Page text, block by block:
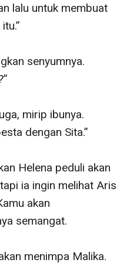
lalu untuk membuat
senyumnya.
mirip ibunya.
dengan Sita.”
Helena peduli akan
ia ingin melihat Aris
akan
semangat.
menimpa Malika.